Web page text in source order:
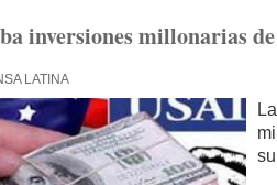
inversiones millonarias
LATINA